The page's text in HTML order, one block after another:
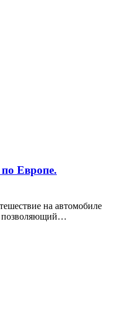
Европе.
на автомобиле
позволяющий…